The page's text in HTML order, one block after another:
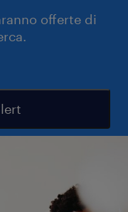
offerte di